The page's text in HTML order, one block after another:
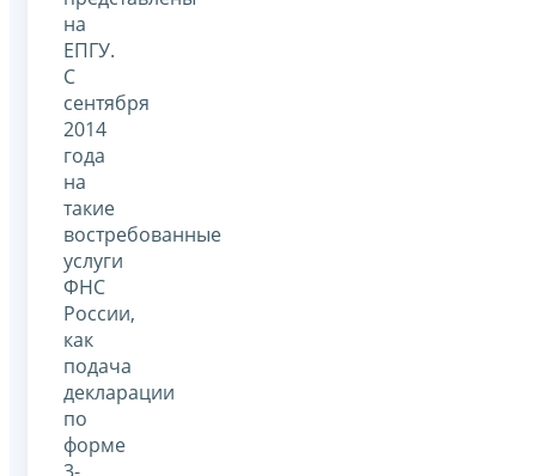
на
ЕПГУ.
С
сентября
2014
года
на
такие
востребованные
услуги
ФНС
России,
как
подача
декларации
по
форме
3-